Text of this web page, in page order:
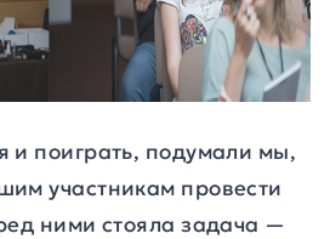
и поиграть, подумали мы,
участникам провести
ними стояла задача —